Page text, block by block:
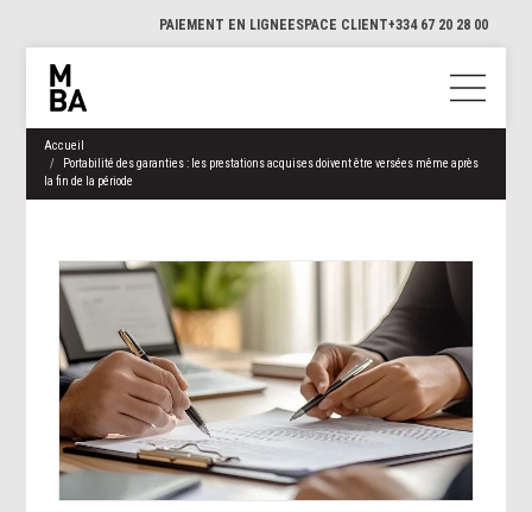
PAIEMENT EN LIGNEESPACE CLIENT+334 67 20 28 00
Accueil
Portabilité des garanties : les prestations acquises doivent être versées même après
la fin de la période